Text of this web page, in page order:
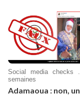
Social media
semaines
Adamaoua : non, un chinois